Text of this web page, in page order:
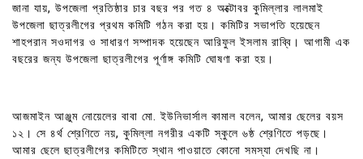
জানা যায়, উপজেলা প্রতিষ্ঠার চার বছর পর গত ৪ অক্টোবর কুমিল্লার লালমাই
উপজেলা ছাত্রলীগের প্রথম কমিটি গঠন করা হয়। কমিটির সভাপতি হয়েছেন
শাহপরান সওদাগর ও সাধারণ সম্পাদক হয়েছেন আরিফুল ইসলাম রাব্বি। আগামী এক
বছরের জন্য উপজেলা ছাত্রলীগের পূর্ণাঙ্গ কমিটি ঘোষণা করা হয়।
আজমাইন আঞ্জুম নোয়েলের বাবা মো. ইউনিভার্সাল কামাল বলেন, আমার ছেলের বয়স
১২। সে ৪র্থ শ্রেণিতে নয়, কুমিল্লা নগরীর একটি স্কুলে ৬ষ্ঠ শ্রেণিতে পড়ছে।
আমার ছেলে ছাত্রলীগের কমিটিতে স্থান পাওয়াতে কোনো সমস্যা দেখছি না।